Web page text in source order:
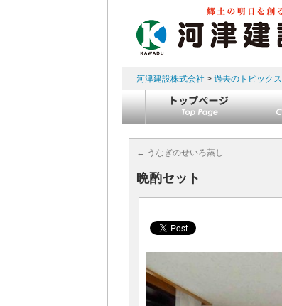
河津建設株式会社 > 過去のトピックス
コンテンツへスキップ
← うなぎのせいろ蒸し
晩酌セット